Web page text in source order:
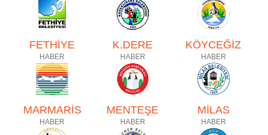
FETHİYE
HABER
K.DERE
HABER
KÖYCEĞİZ
HABER
MARMARİS
HABER
MENTEŞE
HABER
MİLAS
HABER